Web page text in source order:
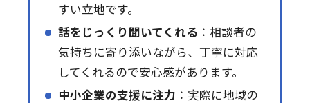
すい立地です。
話をじっくり聞いてくれる ：相談者の
気持ちに寄り添いながら、丁寧に対応
してくれるので安心感があります。
中小企業の支援に注力 ：実際に地域の